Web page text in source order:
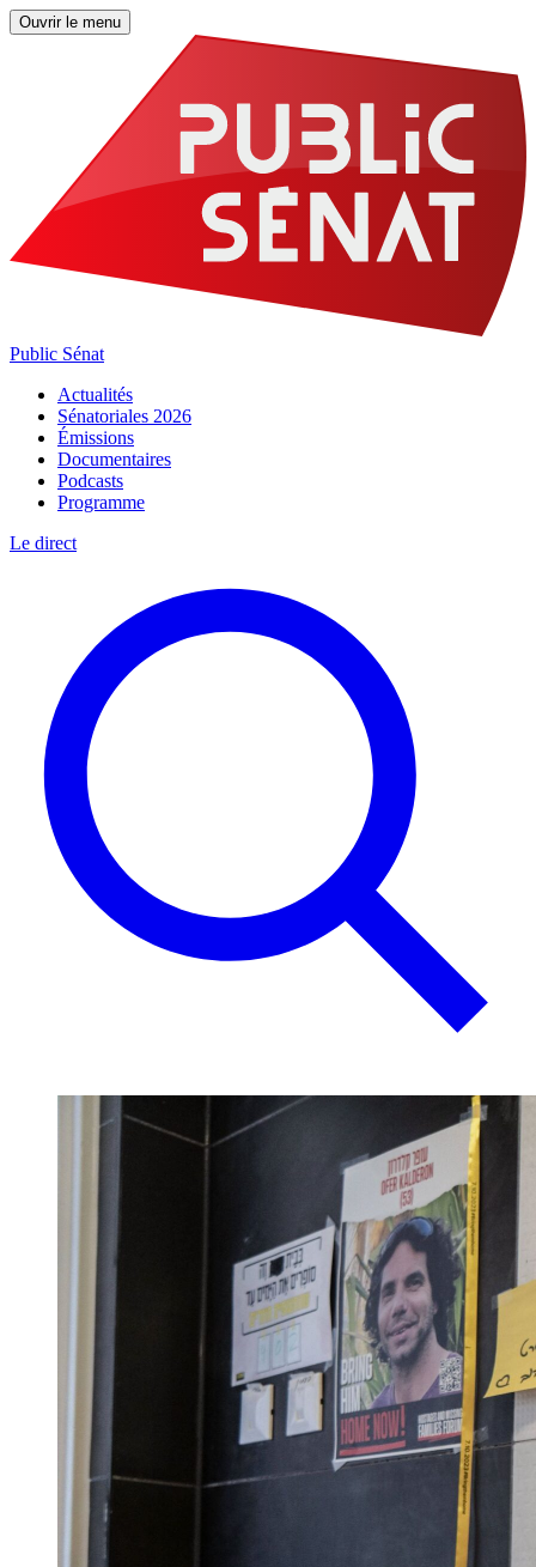
Ouvrir le menu
Public Sénat
Actualités
Sénatoriales 2026
Émissions
Documentaires
Podcasts
Programme
Le direct